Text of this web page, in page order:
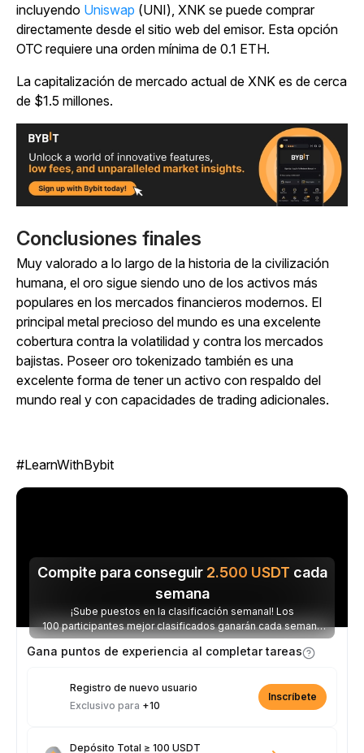
incluyendo Uniswap (UNI), XNK se puede comprar
directamente desde el sitio web del emisor. Esta opción
OTC requiere una orden mínima de 0.1 ETH.
La capitalización de mercado actual de XNK es de cerca
de $1.5 millones.
Conclusiones finales
Muy valorado a lo largo de la historia de la civilización
humana, el oro sigue siendo uno de los activos más
populares en los mercados financieros modernos. El
principal metal precioso del mundo es una excelente
cobertura contra la volatilidad y contra los mercados
bajistas. Poseer oro tokenizado también es una
excelente forma de tener un activo con respaldo del
mundo real y con capacidades de trading adicionales.
#LearnWithBybit
Compite para conseguir 2.500 USDT cada
semana
¡Sube puestos en la clasificación semanal! Los
100 participantes mejor clasificados ganarán cada semana
parte de los 2.500 USDT disponibles.
Gana puntos de experiencia al completar tareas
Registro de nuevo usuario
Exclusivo para +10
Inscríbete
Depósito Total ≥ 100 USDT